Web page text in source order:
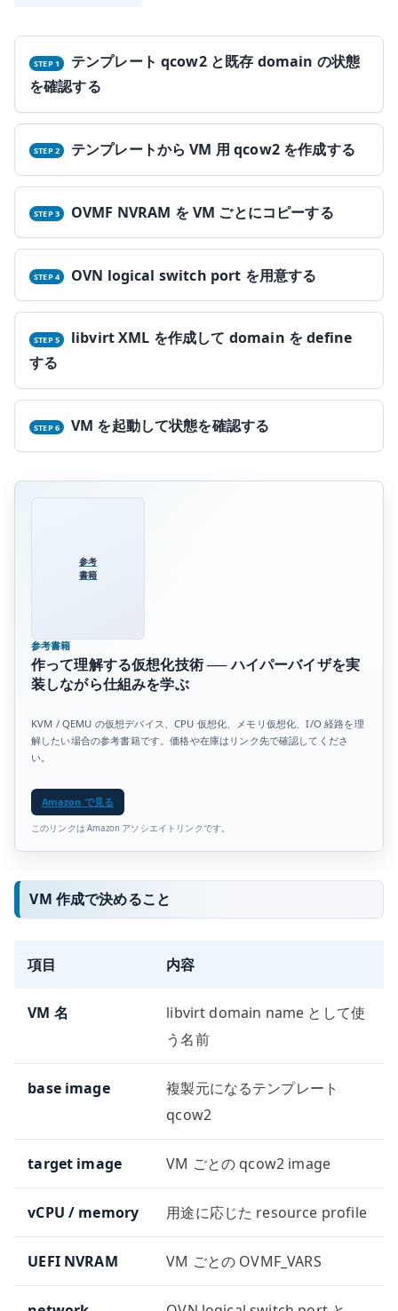
テンプレート qcow2 と既存 domain の状態
を確認する
テンプレートから VM 用 qcow2 を作成する
OVMF NVRAM を VM ごとにコピーする
OVN logical switch port を用意する
libvirt XML を作成して domain を define
する
VM を起動して状態を確認する
参考
書籍
参考書籍
作って理解する仮想化技術 ── ハイパーバイザを実
装しながら仕組みを学ぶ
KVM / QEMU の仮想デバイス、CPU 仮想化、メモリ仮想化、I/O 経路を理
解したい場合の参考書籍です。価格や在庫はリンク先で確認してくださ
い。
Amazon で見る
このリンクは Amazon アソシエイトリンクです。
VM 作成で決めること
項目 内容
VM 名
libvirt domain name として使
う名前
base image
複製元になるテンプレート
qcow2
target image VM ごとの qcow2 image
vCPU / memory 用途に応じた resource profile
UEFI NVRAM VM ごとの OVMF_VARS